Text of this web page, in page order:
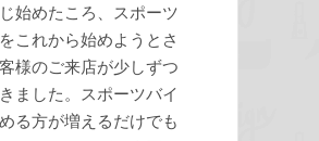
始めたころ、スポーツ
これから始めようとさ
様のご来店が少しずつ
ました。スポーツバイ
る方が増えるだけでも